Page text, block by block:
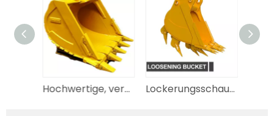
Lockerungsschaufel für Baggerschaufel Hochwertiger Baggerlöffel Minibaggerlöffel zu verkaufen